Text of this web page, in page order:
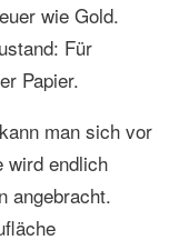
wie Gold.
Für
Papier.
man sich vor
wird endlich
angebracht.